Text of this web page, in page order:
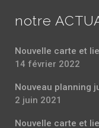
notre
Nouvelle carte et
14 février 2022
Nouveau planning
2 juin 2021
Nouvelle carte et